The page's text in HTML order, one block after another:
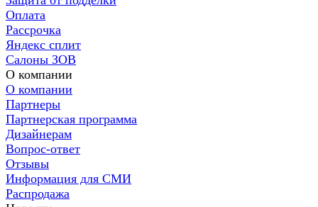
Оплата
Рассрочка
Яндекс сплит
Салоны ЗОВ
О компании
О компании
Партнеры
Партнерская программа
Дизайнерам
Вопрос-ответ
Отзывы
Информация для СМИ
Распродажа